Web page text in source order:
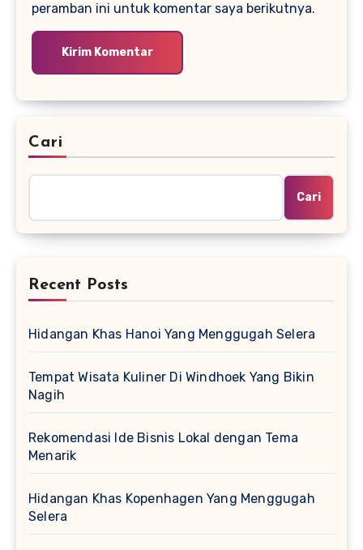
peramban ini untuk komentar saya berikutnya.
Cari
Cari
Recent Posts
Hidangan Khas Hanoi Yang Menggugah Selera
Tempat Wisata Kuliner Di Windhoek Yang Bikin
Nagih
Rekomendasi Ide Bisnis Lokal dengan Tema
Menarik
Hidangan Khas Kopenhagen Yang Menggugah
Selera